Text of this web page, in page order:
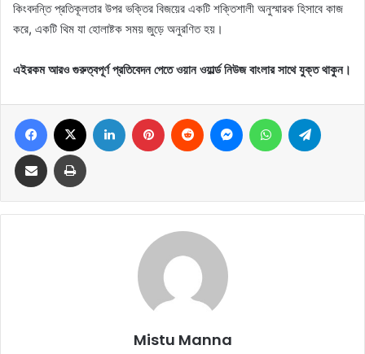
কিংবদন্তি প্রতিকূলতার উপর ভক্তির বিজয়ের একটি শক্তিশালী অনুস্মারক হিসাবে কাজ
করে, একটি থিম যা হোলাষ্টক সময় জুড়ে অনুরণিত হয়।
এইরকম আরও গুরুত্বপূর্ণ প্রতিবেদন পেতে ওয়ান ওয়ার্ল্ড নিউজ বাংলার সাথে যুক্ত থাকুন।
Mistu Manna